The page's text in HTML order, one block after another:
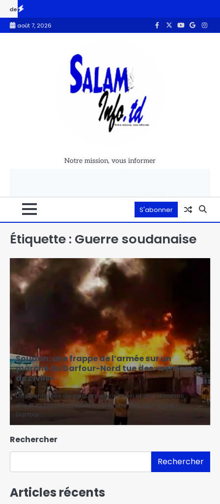
% des ménages identifiés
août 7, 2026
Notre mission, vous informer
S'abonner
Étiquette : Guerre soudanaise
Soudan: une frappe de l’armée sur un
marché du Darfour-Nord tue des «centaines
de civils»
Des centaines de personnes ont péri et des dizaines
d’autres blessées lundi à Tora, une ville du nord du
Darfour…
Rechercher
Rechercher
Articles récents